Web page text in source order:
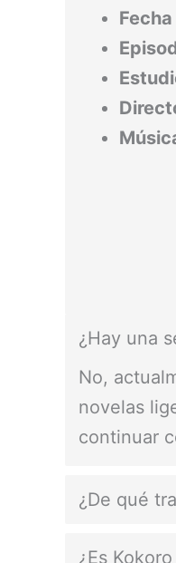
para los
amistad, el
¿Hay una
No,
novelas
continuar
¿De qué
¿Es